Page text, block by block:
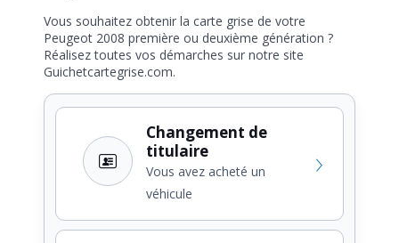
Vous souhaitez obtenir la carte grise de votre
Peugeot 2008 première ou deuxième génération ?
Réalisez toutes vos démarches sur notre site
Guichetcartegrise.com.
Changement de
titulaire
Vous avez acheté un
véhicule